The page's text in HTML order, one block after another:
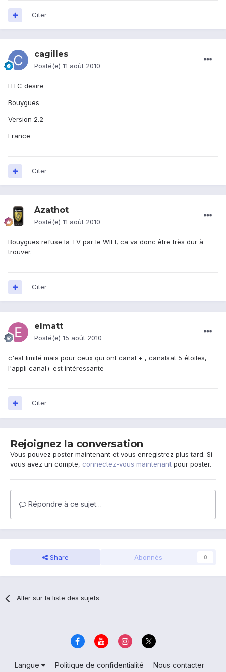
Citer
cagilles
Posté(e) 11 août 2010
HTC desire
Bouygues
Version 2.2
France
Citer
Azathot
Posté(e) 11 août 2010
Bouygues refuse la TV par le WIFI, ca va donc être très dur à
trouver.
Citer
elmatt
Posté(e) 15 août 2010
c'est limité mais pour ceux qui ont canal + , canalsat 5 étoiles,
l'appli canal+ est intéressante
Citer
Rejoignez la conversation
Vous pouvez poster maintenant et vous enregistrez plus tard. Si
vous avez un compte, connectez-vous maintenant pour poster.
Répondre à ce sujet…
Share Abonnés 0
Aller sur la liste des sujets
Langue Politique de confidentialité
Nous contacter